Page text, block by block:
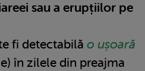
sau a erupțiilor pe
fi detectabilă o ușoară
în zilele din preajma